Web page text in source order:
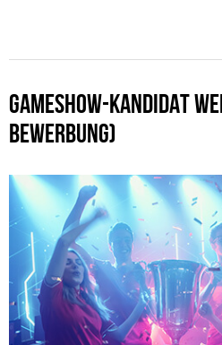
GAMESHOW-KANDIDAT
BEWERBUNG)